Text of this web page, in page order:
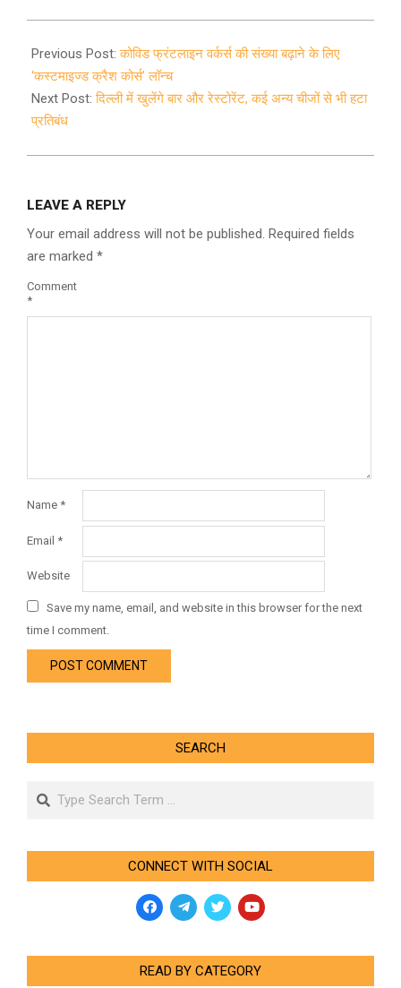
06-
20
Previous Post:कोविड फ्रंटलाइन वर्कर्स की संख्या बढ़ाने के लिए
‘कस्टमाइज्ड क्रैश कोर्स’ लॉन्च
Next Post:दिल्ली में खुलेंगे बार और रेस्टोरेंट, कई अन्य चीजों से भी हटा
प्रतिबंध
LEAVE A REPLY
Your email address will not be published. Required fields
are marked *
Comment
*
Name *
Email *
Website
Save my name, email, and website in this browser for the next
time I comment.
SEARCH
Search
CONNECT WITH SOCIAL
READ BY CATEGORY